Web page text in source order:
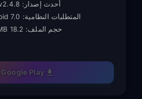
أحدث إصدار: v2.4.8
المتطلبات النظامية: Android 7.0+
حجم الملف: 18.2 MB
Google Play